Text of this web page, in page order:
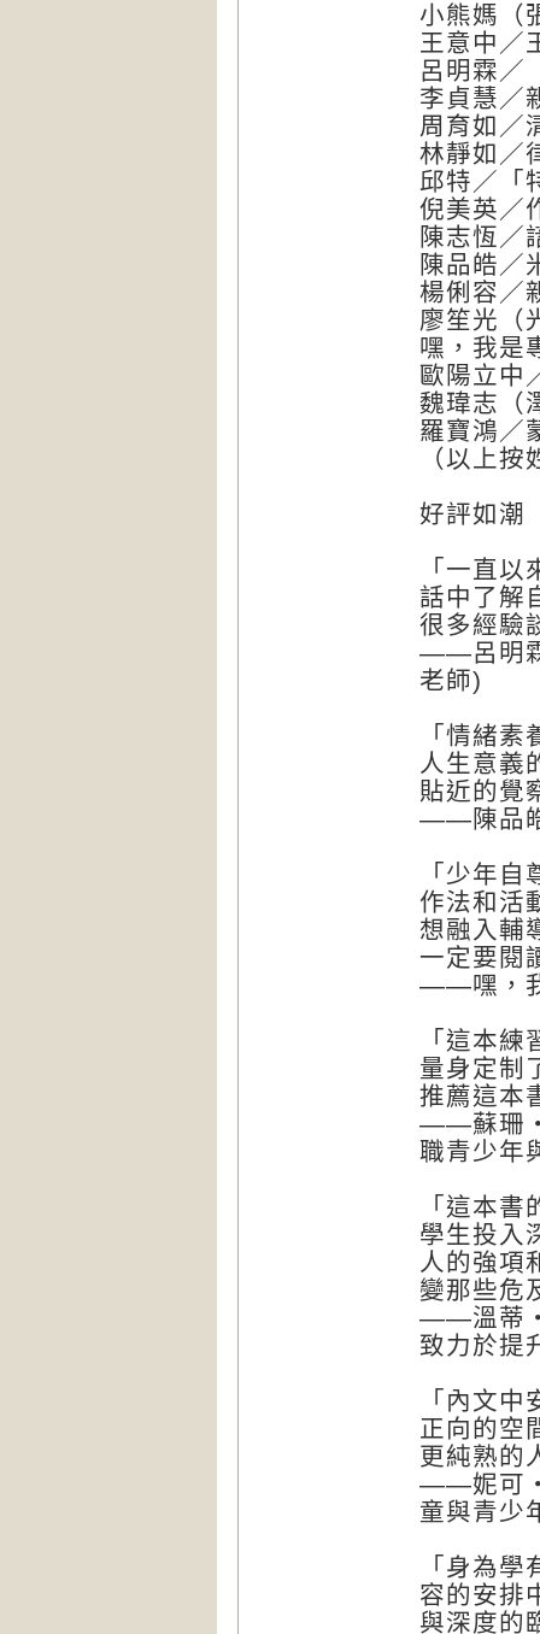
小熊媽（
王意中／
呂明霖／
李貞慧／
周育如／
林靜如／
邱特／「
倪美英／
陳志恆／
陳品皓／
楊俐容／
廖笙光（
嘿，我是
歐陽立中
魏瑋志（
羅寶鴻／
（以上
好評如潮
「一直
話中了解
很多經驗
——呂明
老師)
「情緒
人生意義
貼近的覺
——陳品
「少年
作法和活
想融入輔
一定要閱
——嘿，
「這本
量身定制
推薦這本
——蘇珊
職青少年
「這本
學生投入
人的強項
變那些危
——溫蒂
致力於提
「內文
正向的空
更純熟的
——妮可
童與青少
「身為
容的安排
與深度的